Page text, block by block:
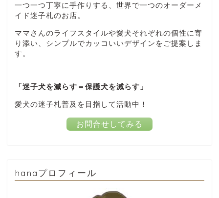
一つ一つ丁寧に手作りする、世界で一つのオーダーメ
イド迷子札のお店。
ママさんのライフスタイルや愛犬それぞれの個性に寄
り添い、シンプルでカッコいいデザインをご提案しま
す。
「迷子犬を減らす＝保護犬を減らす」
愛犬の迷子札普及を目指して活動中！
お問合せしてみる
hanaプロフィール